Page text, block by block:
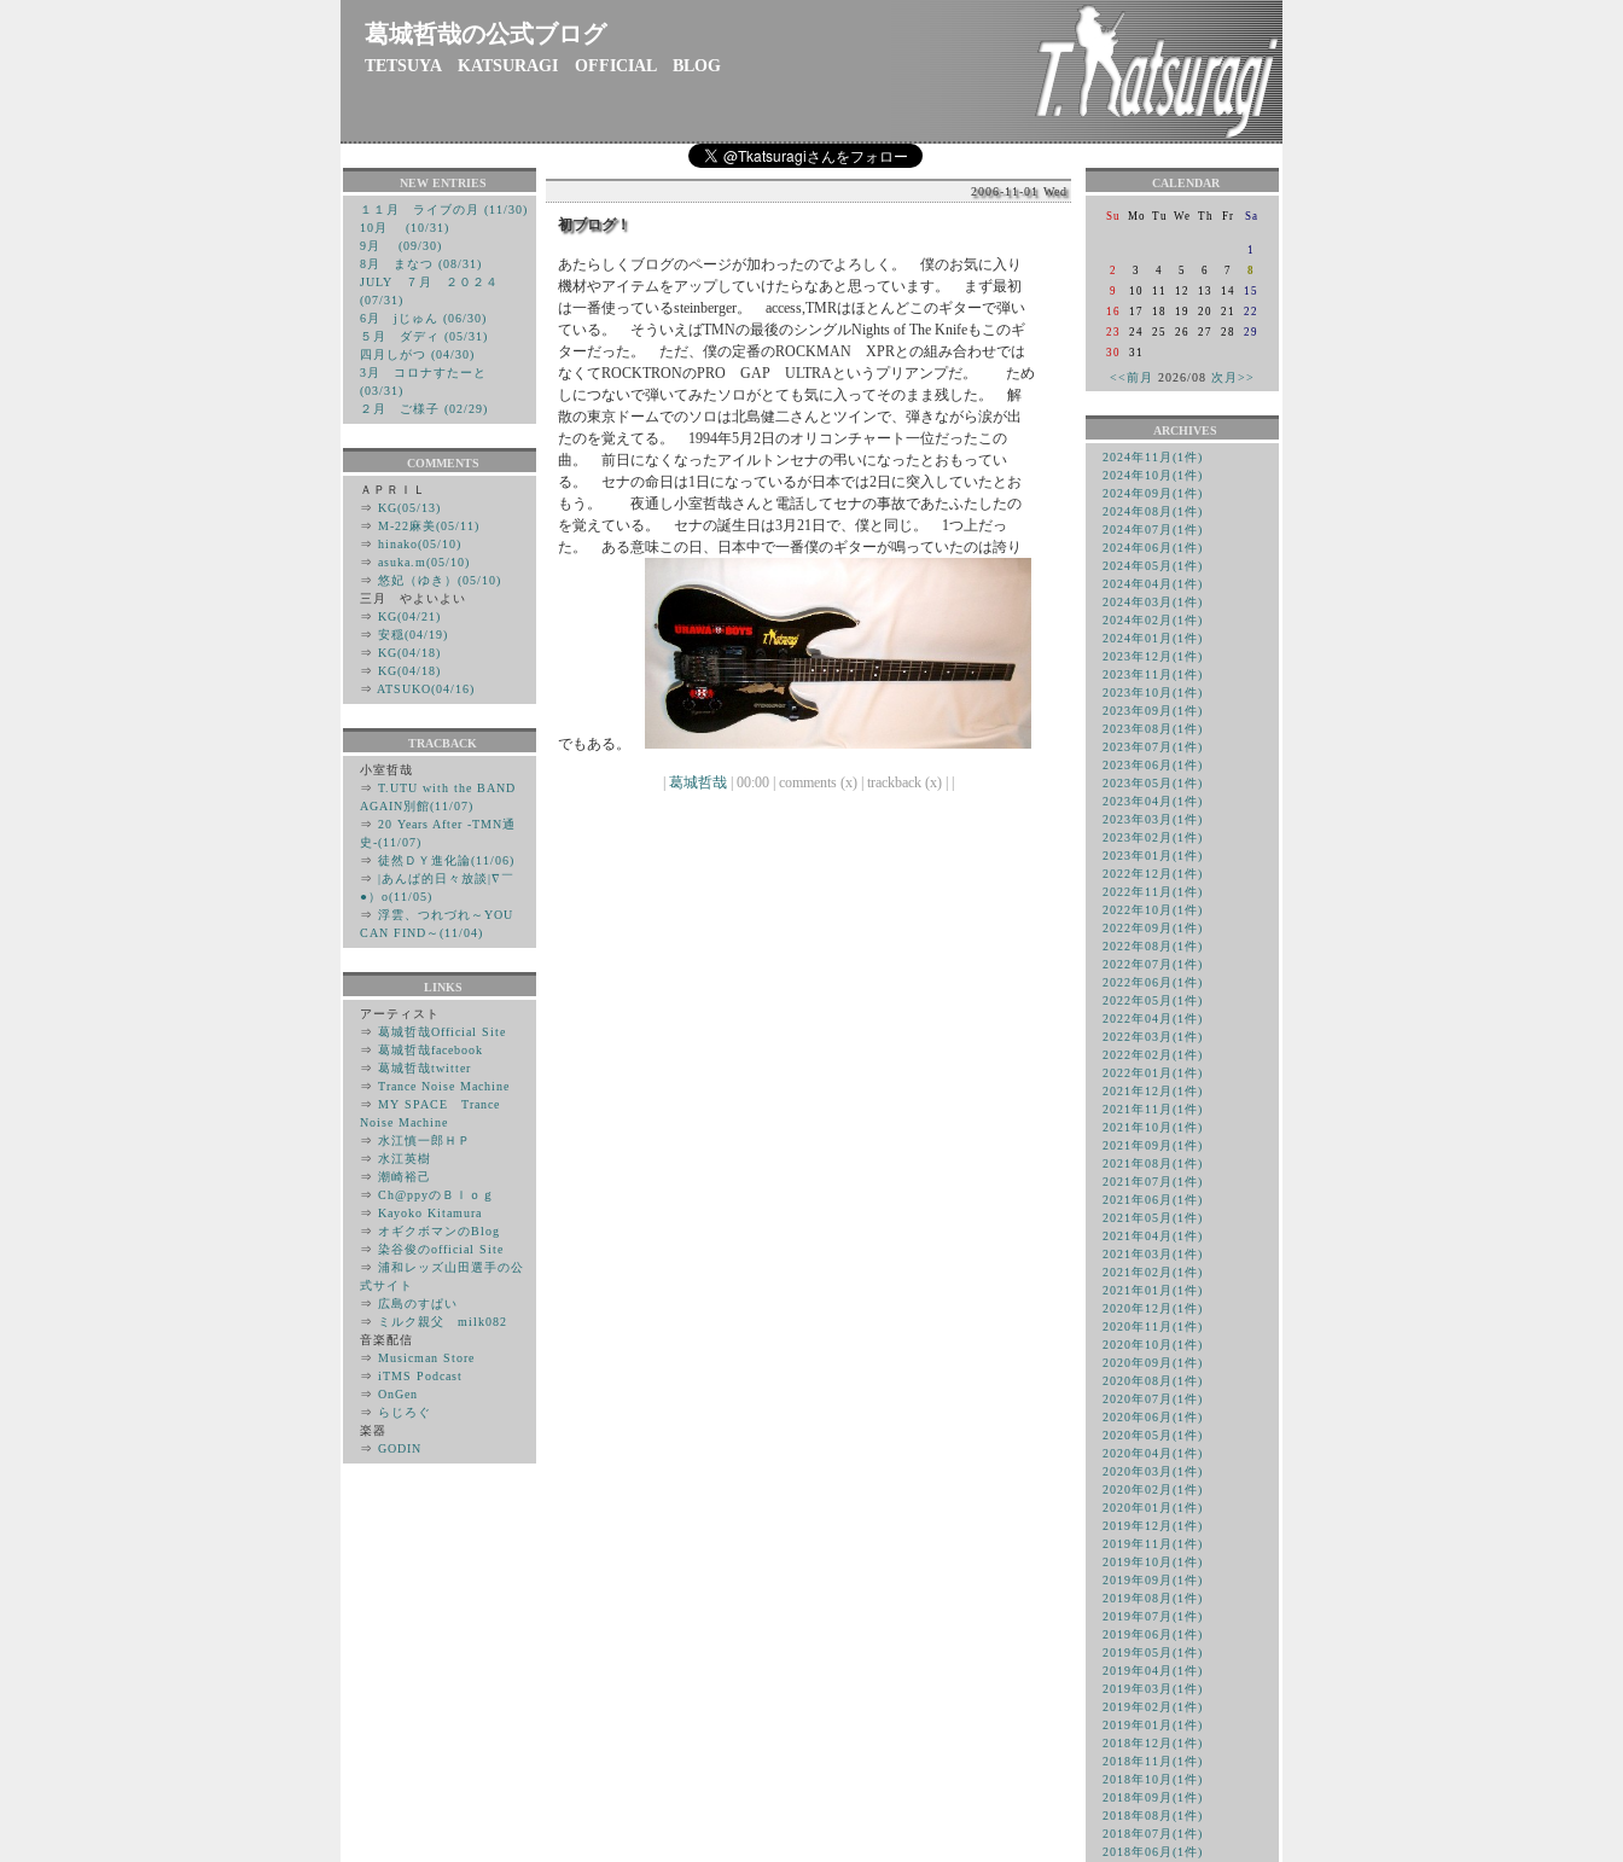
葛城哲哉の公式ブログ
TETSUYA KATSURAGI OFFICIAL BLOG
NEW ENTRIES
１１月 ライブの月 (11/30)
10月 (10/31)
9月 (09/30)
8月 まなつ (08/31)
JULY ７月 ２０２４
(07/31)
6月 jじゅん (06/30)
５月 ダディ (05/31)
四月しがつ (04/30)
3月 コロナすたーと
(03/31)
２月 ご様子 (02/29)
COMMENTS
ＡＰＲＩＬ
⇒ KG(05/13)
⇒ M-22麻美(05/11)
⇒ hinako(05/10)
⇒ asuka.m(05/10)
⇒ 悠妃（ゆき）(05/10)
三月 やよいよい
⇒ KG(04/21)
⇒ 安穏(04/19)
⇒ KG(04/18)
⇒ KG(04/18)
⇒ ATSUKO(04/16)
TRACBACK
小室哲哉
⇒ T.UTU with the BAND
AGAIN別館(11/07)
⇒ 20 Years After -TMN通
史-(11/07)
⇒ 徒然ＤＹ進化論(11/06)
⇒ |あんぱ的日々放談|∇￣
●）ο(11/05)
⇒ 浮雲、つれづれ～YOU
CAN FIND～(11/04)
LINKS
アーティスト
⇒ 葛城哲哉Official Site
⇒ 葛城哲哉facebook
⇒ 葛城哲哉twitter
⇒ Trance Noise Machine
⇒ MY SPACE Trance
Noise Machine
⇒ 水江慎一郎ＨＰ
⇒ 水江英樹
⇒ 潮崎裕己
⇒ Ch@ppyのＢｌｏｇ
⇒ Kayoko Kitamura
⇒ オギクボマンのBlog
⇒ 染谷俊のofficial Site
⇒ 浦和レッズ山田選手の公
式サイト
⇒ 広島のすぱい
⇒
ミルク親父 milk082
音楽配信
⇒ Musicman Store
⇒ iTMS Podcast
⇒ OnGen
⇒ らじろぐ
楽器
⇒ GODIN
2006-11-01 Wed
初ブログ！
あたらしくブログのページが加わったのでよろしく。 僕のお気に入り
機材やアイテムをアップしていけたらなあと思っています。 まず最初
は一番使っているsteinberger。 access,TMRはほとんどこのギターで弾い
ている。 そういえばTMNの最後のシングルNights of The Knifeもこのギ
ターだった。 ただ、僕の定番のROCKMAN XPRとの組み合わせでは
なくてROCKTRONのPRO GAP ULTRAというプリアンプだ。 ため
しにつないで弾いてみたソロがとても気に入ってそのまま残した。 解
散の東京ドームでのソロは北島健二さんとツインで、弾きながら涙が出
たのを覚えてる。 1994年5月2日のオリコンチャート一位だったこの
曲。 前日になくなったアイルトンセナの弔いになったとおもってい
る。 セナの命日は1日になっているが日本では2日に突入していたとお
もう。 夜通し小室哲哉さんと電話してセナの事故であたふたしたの
を覚えている。 セナの誕生日は3月21日で、僕と同じ。 1つ上だっ
た。 ある意味この日、日本中で一番僕のギターが鳴っていたのは誇り
でもある。
葛城哲哉 | 00:00 | comments (x) | trackback (x) |
CALENDAR
Su Mo Tu We Th Fr Sa
1
2
3 4 5 6 7
8
9
10 11 12 13 14
15
16
17 18 19 20 21
22
23
24 25 26 27 28
29
30
31
<<前月 2026/08 次月>>
ARCHIVES
2024年11月(1件)
2024年10月(1件)
2024年09月(1件)
2024年08月(1件)
2024年07月(1件)
2024年06月(1件)
2024年05月(1件)
2024年04月(1件)
2024年03月(1件)
2024年02月(1件)
2024年01月(1件)
2023年12月(1件)
2023年11月(1件)
2023年10月(1件)
2023年09月(1件)
2023年08月(1件)
2023年07月(1件)
2023年06月(1件)
2023年05月(1件)
2023年04月(1件)
2023年03月(1件)
2023年02月(1件)
2023年01月(1件)
2022年12月(1件)
2022年11月(1件)
2022年10月(1件)
2022年09月(1件)
2022年08月(1件)
2022年07月(1件)
2022年06月(1件)
2022年05月(1件)
2022年04月(1件)
2022年03月(1件)
2022年02月(1件)
2022年01月(1件)
2021年12月(1件)
2021年11月(1件)
2021年10月(1件)
2021年09月(1件)
2021年08月(1件)
2021年07月(1件)
2021年06月(1件)
2021年05月(1件)
2021年04月(1件)
2021年03月(1件)
2021年02月(1件)
2021年01月(1件)
2020年12月(1件)
2020年11月(1件)
2020年10月(1件)
2020年09月(1件)
2020年08月(1件)
2020年07月(1件)
2020年06月(1件)
2020年05月(1件)
2020年04月(1件)
2020年03月(1件)
2020年02月(1件)
2020年01月(1件)
2019年12月(1件)
2019年11月(1件)
2019年10月(1件)
2019年09月(1件)
2019年08月(1件)
2019年07月(1件)
2019年06月(1件)
2019年05月(1件)
2019年04月(1件)
2019年03月(1件)
2019年02月(1件)
2019年01月(1件)
2018年12月(1件)
2018年11月(1件)
2018年10月(1件)
2018年09月(1件)
2018年08月(1件)
2018年07月(1件)
2018年06月(1件)